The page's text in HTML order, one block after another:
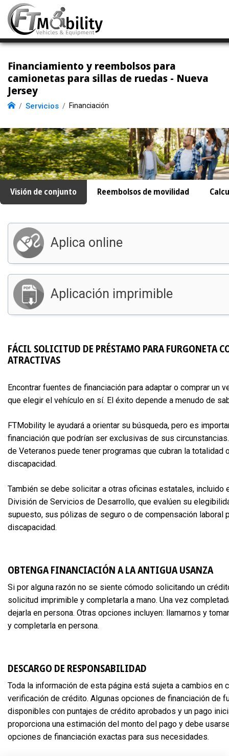
Financiamiento y reembolsos para
camionetas para sillas de ruedas - Nueva
Jersey
Servicios Financiación
Visión de conjunto Reembolsos de movilidad
Aplica online
Aplicación imprimible
FÁCIL SOLICITUD DE PRÉSTAMO PARA FURGONETA
ATRACTIVAS
Encontrar fuentes de financiación para adaptar o comprar un
que elegir el vehículo en sí. El éxito depende a menudo de
FTMobility le ayudará a orientar su búsqueda, pero es
financiación que podrían ser exclusivas de sus
de Veteranos puede tener programas que cubran la
discapacidad.
También se debe solicitar a otras oficinas estatales, incluido
División de Servicios de Desarrollo, que evalúen su
supuesto, sus pólizas de seguro o de compensación laboral
discapacidad.
OBTENGA FINANCIACIÓN A LA ANTIGUA USANZA
Si por alguna razón no se siente cómodo solicitando un
solicitud imprimible y completarla a mano. Una vez
dejarla en persona. Otras opciones incluyen: llamarnos y
y completarla en persona.
DESCARGO DE RESPONSABILIDAD
Toda la información de esta página está sujeta a cambios
verificación de crédito. Algunas opciones de financiación de
disponibles con puntajes de crédito aprobados y un pago
proporciona una estimación del monto del pago y debe
opciones de financiación exactas para sus necesidades.